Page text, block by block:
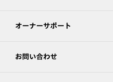
オーナーサポート
お問い合わせ